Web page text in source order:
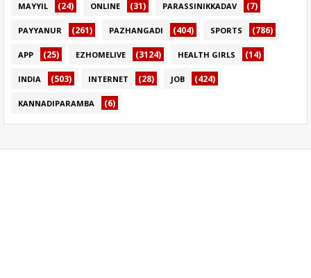
MAYYIL (24) ONLINE (31) PARASSINIKKADAV (7)
PAYYANUR (261) PAZHANGADI (404) SPORTS (786)
APP (25) EZHOMELIVE (3124) HEALTH GIRLS (14)
INDIA (503) INTERNET (28) JOB (424)
KANNADIPARAMBA (6)